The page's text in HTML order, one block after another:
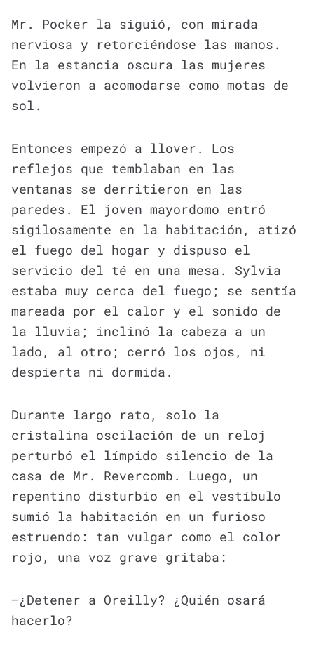
Mr. Pocker la siguió, con mirada
nerviosa y retorciéndose las manos.
En la estancia oscura las mujeres
volvieron a acomodarse como motas de
sol.
Entonces empezó a llover. Los
reflejos que temblaban en las
ventanas se derritieron en las
paredes. El joven mayordomo entró
sigilosamente en la habitación, atizó
el fuego del hogar y dispuso el
servicio del té en una mesa. Sylvia
estaba muy cerca del fuego; se sentía
mareada por el calor y el sonido de
la lluvia; inclinó la cabeza a un
lado, al otro; cerró los ojos, ni
despierta ni dormida.
Durante largo rato, solo la
cristalina oscilación de un reloj
perturbó el límpido silencio de la
casa de Mr. Revercomb. Luego, un
repentino disturbio en el vestíbulo
sumió la habitación en un furioso
estruendo: tan vulgar como el color
rojo, una voz grave gritaba:
—¿Detener a Oreilly? ¿Quién osará
hacerlo?